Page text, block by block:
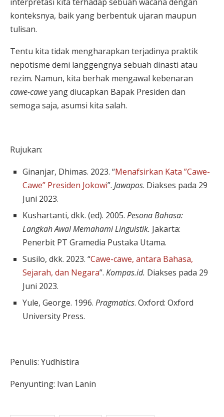
konteksnya, baik yang berbentuk ujaran maupun
tulisan.
Tentu kita tidak mengharapkan terjadinya praktik
nepotisme demi langgengnya sebuah dinasti atau
rezim. Namun, kita berhak mengawal kebenaran
cawe-caweyang diucapkan Bapak Presiden dan
semoga saja, asumsi kita salah.
Rujukan:
Ginanjar, Dhimas. 2023. “Menafsirkan Kata ”Cawe-
Cawe” Presiden Jokowi”. Jawapos. Diakses pada 29
Juni 2023.
Kushartanti, dkk. (ed). 2005. Pesona Bahasa:
Langkah Awal Memahami Linguistik. Jakarta:
Penerbit PT Gramedia Pustaka Utama.
Susilo, dkk. 2023. “Cawe-cawe, antara Bahasa,
Sejarah, dan Negara”. Kompas.id. Diakses pada 29
Juni 2023.
Yule, George. 1996. Pragmatics. Oxford: Oxford
University Press.
Penulis: Yudhistira
Penyunting: Ivan Lanin